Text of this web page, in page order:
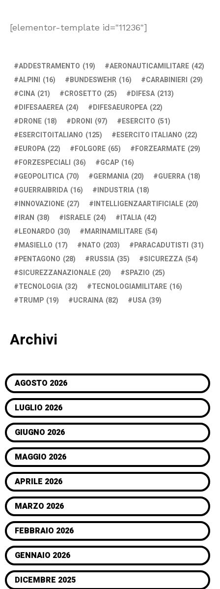
[elementor-template id="11236"]
ADDESTRAMENTO (19) AERONAUTICAMILITARE (42)
ALPINI (16) BUNDESWEHR (16) CARABINIERI (29)
CINA (21) CROSETTO (25) DIFESA (213)
DIFESAAEREA (24) DIFESAEUROPEA (22)
DRONE (18) DRONI (97) ESERCITO (51)
ESERCITOITALIANO (125) ESERCITO ITALIANO (22)
EUROPA (22) FOLGORE (65) FORZEARMATE (29)
FORZESPECIALI (36) GCAP (16)
GEOPOLITICA (70) GERMANIA (20) GUERRA (18)
GUERRAIBRIDA (16) INDUSTRIA (18)
INNOVAZIONE (27) INTELLIGENZAARTIFICIALE (20)
IRAN (38) ISRAELE (24) ITALIA (42)
LEONARDO (30) MARINAMILITARE (54)
MASIELLO (17) NATO (203) PARACADUTISTI (31)
PENTAGONO (28) RUSSIA (35) SICUREZZA (54)
SICUREZZANAZIONALE (20) SPAZIO (25)
TECNOLOGIA (32) TECNOLOGIAMILITARE (16)
TRUMP (19) UCRAINA (82) USA (39)
Archivi
AGOSTO 2026
LUGLIO 2026
GIUGNO 2026
MAGGIO 2026
APRILE 2026
MARZO 2026
FEBBRAIO 2026
GENNAIO 2026
DICEMBRE 2025